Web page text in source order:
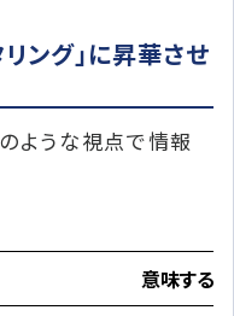
ング」に昇華させ
ような視点で情報
意味する